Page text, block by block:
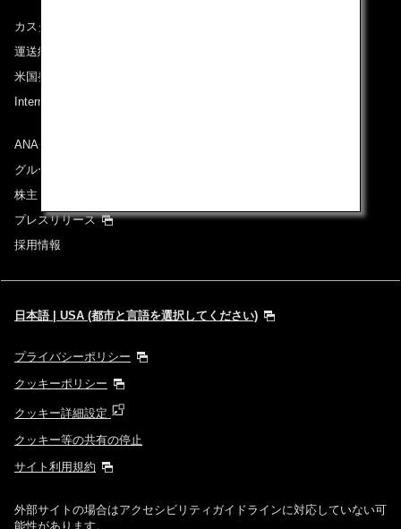
カスタマーサービスプラン / コンテンジェンシープラン
運送約款
米国発着便に適用となる料金に関するご案内
International Tariff (applicable for travel to and from US)
ANAグループについて
グループ企業一覧
株主・投資家情報
プレスリリース
採用情報
日本語 | USA (都市と言語を選択してください)
プライバシーポリシー
クッキーポリシー
クッキー詳細設定
クッキー等の共有の停止
サイト利用規約
外部サイトの場合はアクセシビリティガイドラインに対応していない可
能性があります。